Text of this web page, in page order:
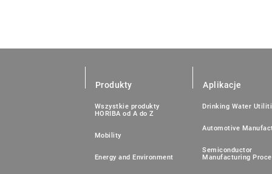
Produkty
Wszystkie produkty
HORIBA od A do Z
Mobility
Energy and Environment
Aplikacje
Drinking Water
Automotive
Semiconductor
Manufacturing